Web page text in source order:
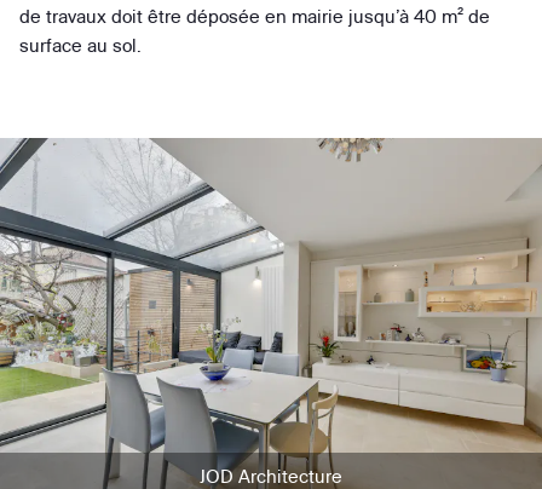
de travaux doit être déposée en mairie jusqu’à 40 m² de
surface au sol.
JOD Architecture